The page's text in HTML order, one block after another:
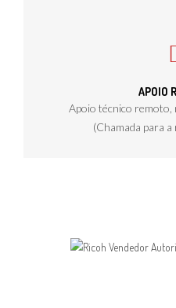
APOIO
Apoio técnico remoto,
(Chamada para